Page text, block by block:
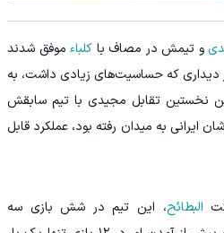
و تیمش در مصاف با کلباءموفق شدند
دیداری که حساسیت‌های زیادی داشت، به
نخستین تقابل مجیدی با تیم سابقش
ایرانی به میدان رفته بود، عملکرد قابل
البطائح، این تیم در شش بازی سه